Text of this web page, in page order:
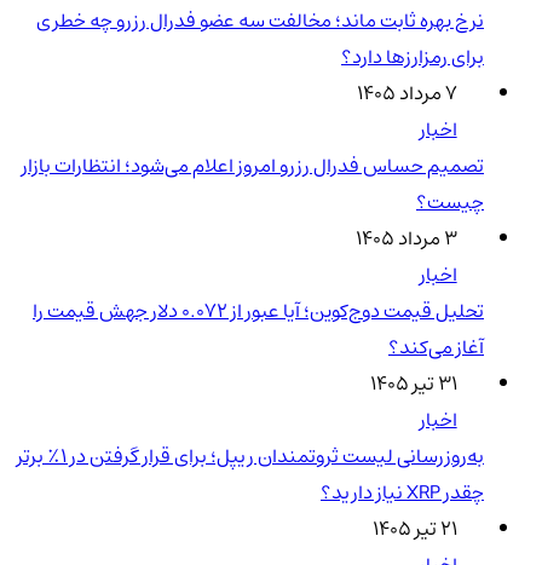
نرخ بهره ثابت ماند؛ مخالفت سه عضو فدرال رزرو چه خطری
برای رمزارزها دارد؟
۷ مرداد ۱۴۰۵
اخبار
تصمیم حساس فدرال رزرو امروز اعلام می‌شود؛ انتظارات بازار
چیست؟
۳ مرداد ۱۴۰۵
اخبار
تحلیل قیمت دوج‌کوین؛ آیا عبور از ۰.۰۷۲ دلار جهش قیمت را
آغاز می‌کند؟
۳۱ تیر ۱۴۰۵
اخبار
به‌روزرسانی لیست ثروتمندان ریپل؛ برای قرار گرفتن در ۱٪ برتر
چقدر XRP نیاز دارید؟
۲۱ تیر ۱۴۰۵